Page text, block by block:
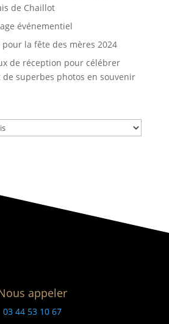
de Chaillot
événementiel
la fête des mères 2024
de réception pour célébrer
de superbes photos en souvenir
appeler
03 44 53 10 67